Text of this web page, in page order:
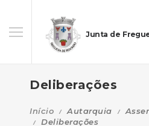
Junta de
Deliberações
Início Autarquia
Deliberações